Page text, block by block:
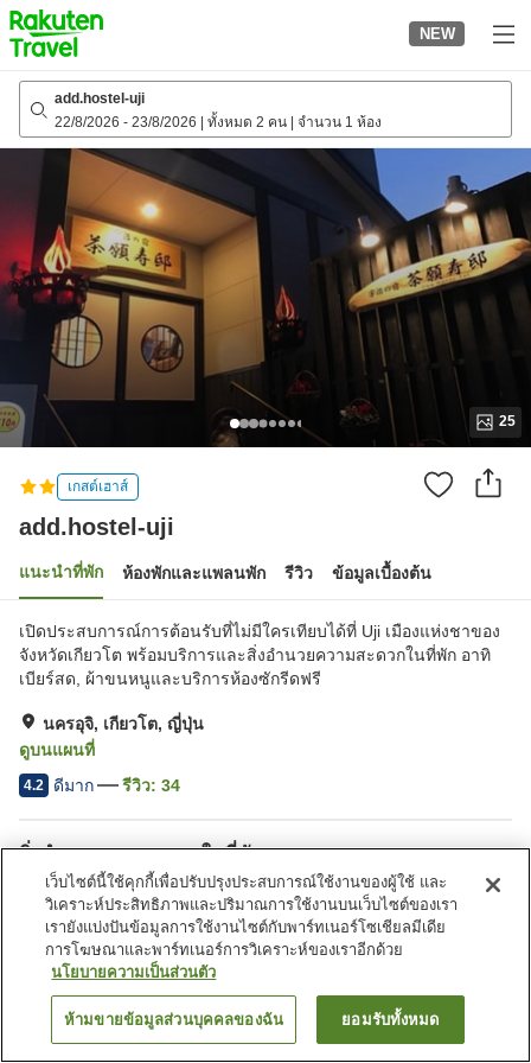
to
top
page
NEW
add.hostel-uji
22/8/2026 - 23/8/2026 ทั้งหมด 2 คน จำนวน 1 ห้อง
25
เกสต์เฮาส์
add.hostel-uji
แนะนำที่พัก ห้องพักและแพลนพัก รีวิว ข้อมูลเบื้องต้น
เปิดประสบการณ์การต้อนรับที่ไม่มีใครเทียบได้ที่ Uji เมืองแห่งชาของ
จังหวัดเกียวโต พร้อมบริการและสิ่งอำนวยความสะดวกในที่พัก อาทิ
เบียร์สด, ผ้าขนหนูและบริการห้องซักรีดฟรี
นครอุจิ, เกียวโต, ญี่ปุ่น
ดูบนแผนที่
4.2 ดีมาก รีวิว: 34
สิ่งอำนวยความสะดวกในที่พัก
ที่จอดรถ
ตู้จำหน่ายอัตโนมัติ
ห้องอเนกประสงค์
บริการซักผ้า (ฟรี)
หน้าแรก ญี่ปุ่น เกียวโต
ค้นหาห้องพัก
เว็บไซต์นี้ใช้คุกกี้เพื่อปรับปรุงประสบการณ์ใช้งานของผู้ใช้ และ
วิเคราะห์ประสิทธิภาพและปริมาณการใช้งานบนเว็บไซต์ของเรา
เรายังแบ่งปันข้อมูลการใช้งานไซต์กับพาร์ทเนอร์โซเชียลมีเดีย
การโฆษณาและพาร์ทเนอร์การวิเคราะห์ของเราอีกด้วย
นโยบายความเป็นส่วนตัว
ห้ามขายข้อมูลส่วนบุคคลของฉัน ยอมรับทั้งหมด